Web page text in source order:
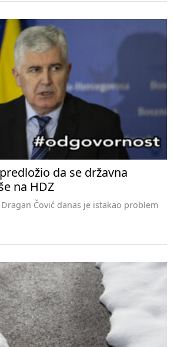
da se državna
na HDZ
Čović danas je istakao problem